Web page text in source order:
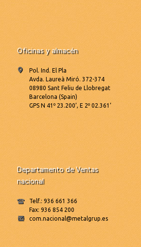
Oficinas y almacén
Pol. Ind. El Pla
Avda. Laureà Miró. 372-374
08980 Sant Feliu de Llobregat
Barcelona (Spain)
GPS N 41º 23.200’, E 2º 02.361’
Departamento de Ventas
nacional
Telf.: 936 661 366
Fax: 936 854 200
com.nacional@metalgrup.es